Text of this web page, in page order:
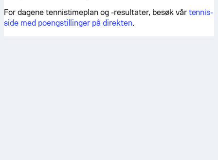
For dagene tennistimeplan og -resultater, besøk vår tennis-
side med poengstillinger på direkten.